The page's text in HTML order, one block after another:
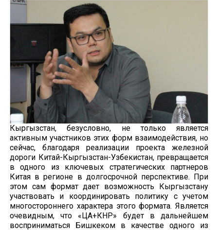
Кыргызстан, безусловно, не только является
активным участников этих форм взаимодействия, но
сейчас, благодаря реализации проекта железной
дороги Китай-Кыргызстан-Узбекистан, превращается
в одного из ключевых стратегических партнеров
Китая в регионе в долгосрочной перспективе. При
этом сам формат дает возможность Кыргызстану
участвовать и координировать политику с учетом
многостороннего характера этого формата. Является
очевидным, что «ЦА+КНР» будет в дальнейшем
восприниматься Бишкеком в качестве одного из